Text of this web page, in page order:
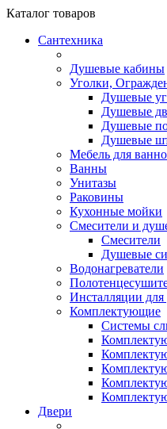
Каталог товаров
Сантехника
Душевые кабины
Уголки,
Душевые
Душевые
Душевые
Душевые
Мебель для
Ванны
Унитазы
Раковины
Кухонные мойки
Смесители и
Смесители
Душевые
Водонагреватели
Инсталляции для
Комплектующие
Системы
Двери